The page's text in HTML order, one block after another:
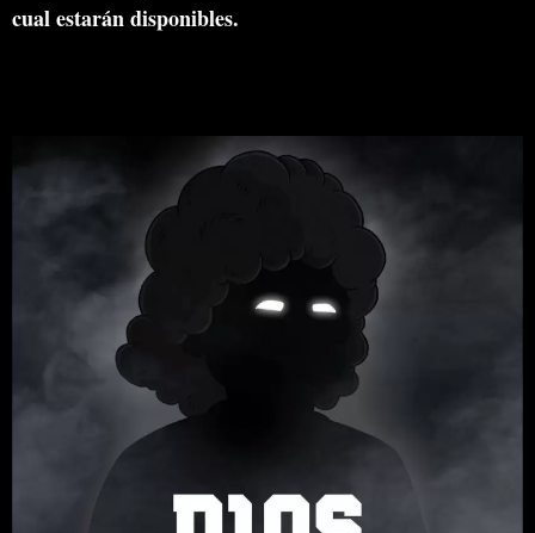
cual estarán disponibles.